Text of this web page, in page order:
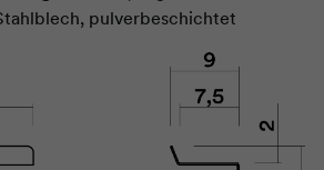
pulverbeschichtet